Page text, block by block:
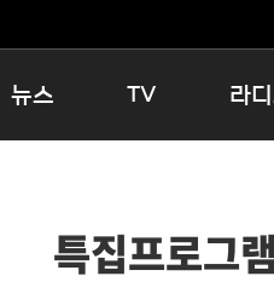
뉴스 TV
인생내컷
테마기행 길
라
16:00 완
우리 고
특집프로그